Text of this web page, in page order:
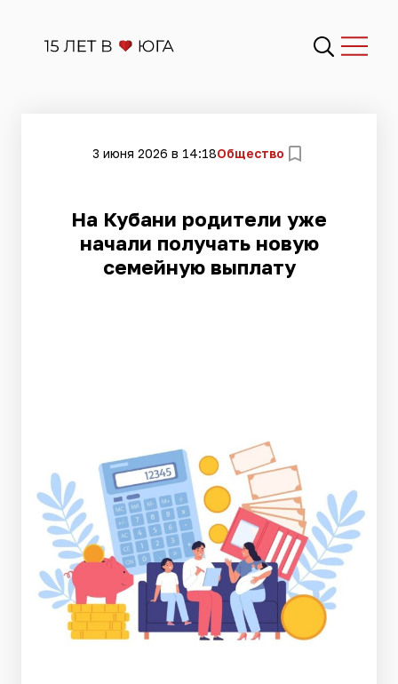
3 июня 2026 в 14:18Общество
На Кубани родители уже
начали получать новую
семейную выплату